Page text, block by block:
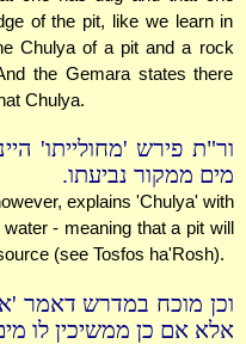
of the pit, like we learn in
Chulya of a pit and a rock
the Gemara states there
Chulya.
ור"ת פירש 'מחולייתו'
מים ממקור נביעתו.
explains 'Chulya' with
- meaning that a pit will
(see Tosfos ha'Rosh).
וכן מוכח במדרש דאמר
אלא אם כן ממשיכין לו